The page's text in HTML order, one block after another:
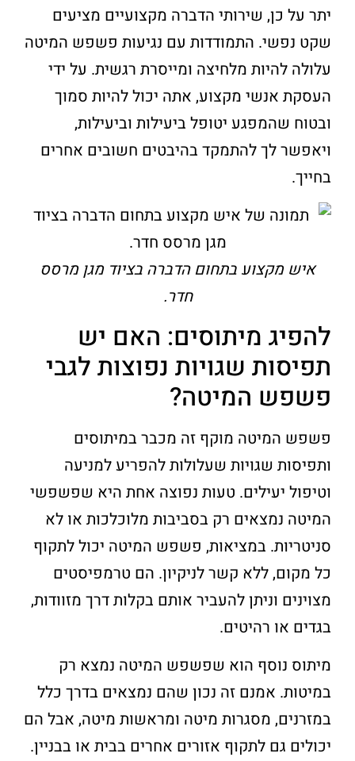
יתר על כן, שירותי הדברה מקצועיים מציעים
שקט נפשי. התמודדות עם נגיעות פשפש המיטה
עלולה להיות מלחיצה ומייסרת רגשית. על ידי
העסקת אנשי מקצוע, אתה יכול להיות סמוך
ובטוח שהמפגע יטופל ביעילות וביעילות,
ויאפשר לך להתמקד בהיבטים חשובים אחרים
בחייך.
איש מקצוע בתחום הדברה בציוד מגן מרסס
חדר.
להפיג מיתוסים: האם יש
תפיסות שגויות נפוצות לגבי
פשפש המיטה?
פשפש המיטה מוקף זה מכבר במיתוסים
ותפיסות שגויות שעלולות להפריע למניעה
וטיפול יעילים. טעות נפוצה אחת היא שפשפשי
המיטה נמצאים רק בסביבות מלוכלכות או לא
סניטריות. במציאות, פשפש המיטה יכול לתקוף
כל מקום, ללא קשר לניקיון. הם טרמפיסטים
מצוינים וניתן להעביר אותם בקלות דרך מזוודות,
בגדים או רהיטים.
מיתוס נוסף הוא שפשפש המיטה נמצא רק
במיטות. אמנם זה נכון שהם נמצאים בדרך כלל
במזרנים, מסגרות מיטה ומראשות מיטה, אבל הם
יכולים גם לתקוף אזורים אחרים בבית או בבניין.